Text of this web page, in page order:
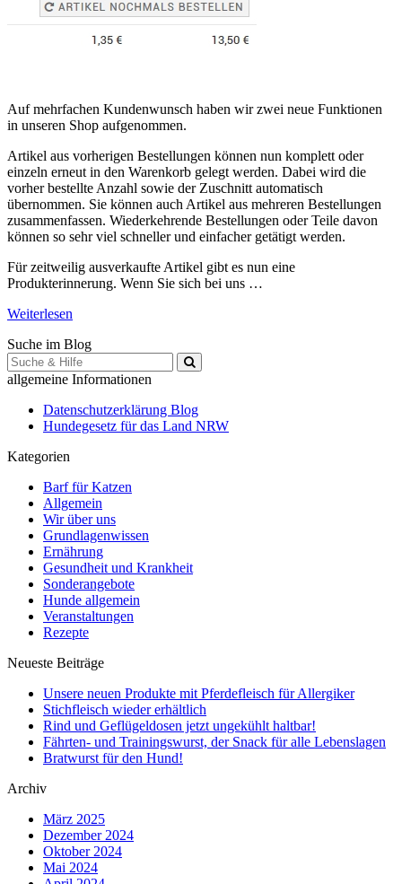
Auf mehrfachen Kundenwunsch haben wir zwei neue Funktionen
in unseren Shop aufgenommen.
Artikel aus vorherigen Bestellungen können nun komplett oder
einzeln erneut in den Warenkorb gelegt werden. Dabei wird die
vorher bestellte Anzahl sowie der Zuschnitt automatisch
übernommen. Sie können auch Artikel aus mehreren Bestellungen
zusammenfassen. Wiederkehrende Bestellungen oder Teile davon
können so sehr viel schneller und einfacher getätigt werden.
Für zeitweilig ausverkaufte Artikel gibt es nun eine
Produkterinnerung. Wenn Sie sich bei uns …
Weiterlesen
Suche im Blog
Suche
für:
allgemeine Informationen
Datenschutzerklärung Blog
Hundegesetz für das Land NRW
Kategorien
Barf für Katzen
Allgemein
Wir über uns
Grundlagenwissen
Ernährung
Gesundheit und Krankheit
Sonderangebote
Hunde allgemein
Veranstaltungen
Rezepte
Neueste Beiträge
Unsere neuen Produkte mit Pferdefleisch für Allergiker
Stichfleisch wieder erhältlich
Rind und Geflügeldosen jetzt ungekühlt haltbar!
Fährten- und Trainingswurst, der Snack für alle Lebenslagen
Bratwurst für den Hund!
Archiv
März 2025
Dezember 2024
Oktober 2024
Mai 2024